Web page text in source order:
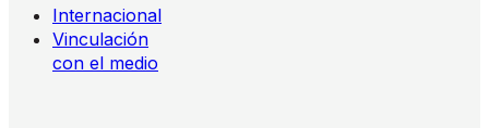
Internacional
Vinculación
con el medio